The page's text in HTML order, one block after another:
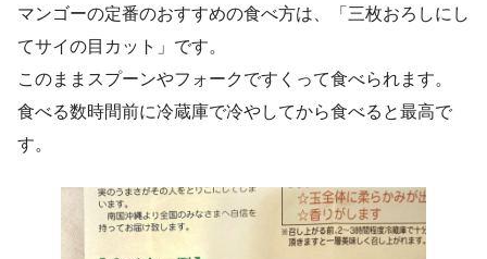
マンゴーの定番のおすすめの食べ方は、「三枚おろしにし
てサイの目カット」です。
このままスプーンやフォークですくって食べられます。
食べる数時間前に冷蔵庫で冷やしてから食べると最高で
す。